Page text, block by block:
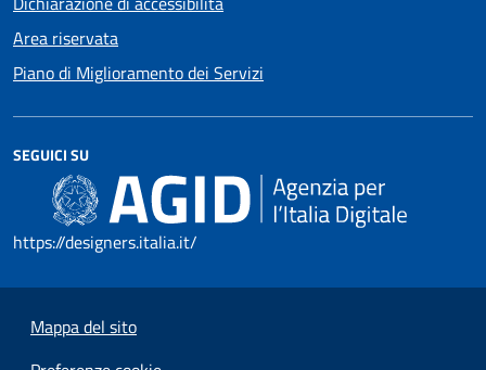
Area riservata
Piano di Miglioramento dei Servizi
SEGUICI SU
https://designers.italia.it/
Mappa del sito